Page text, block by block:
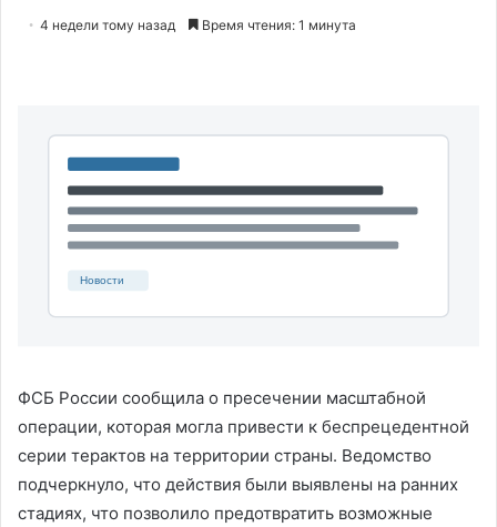
4 недели тому назад Время чтения: 1 минута
ФСБ России сообщила о пресечении масштабной
операции, которая могла привести к беспрецедентной
серии терактов на территории страны. Ведомство
подчеркнуло, что действия были выявлены на ранних
стадиях, что позволило предотвратить возможные